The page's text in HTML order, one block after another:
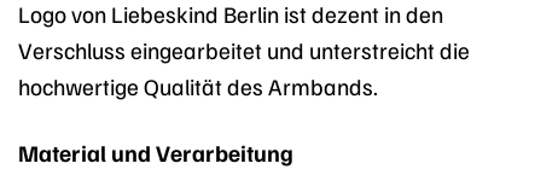
Logo von Liebeskind Berlin ist dezent in den
Verschluss eingearbeitet und unterstreicht die
hochwertige Qualität des Armbands.
Material und Verarbeitung